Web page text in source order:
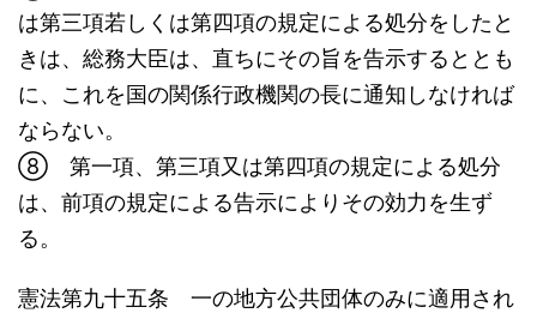
は第三項若しくは第四項の規定による処分をしたと
きは、総務大臣は、直ちにその旨を告示するととも
に、これを国の関係行政機関の長に通知しなければ
ならない。
⑧ 第一項、第三項又は第四項の規定による処分
は、前項の規定による告示によりその効力を生ず
る。
憲法第九十五条 一の地方公共団体のみに適用され